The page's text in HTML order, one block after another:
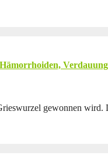
gewonnen